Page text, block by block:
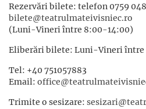
Rezervări bilete: telefon 0759
bilete@teatrulmateivisniec.ro
(Luni-Vineri între 8:00-14:00)
Eliberări bilete: Luni-Vineri între
Tel: +40 751057883
Email:
Trimite o sesizare: